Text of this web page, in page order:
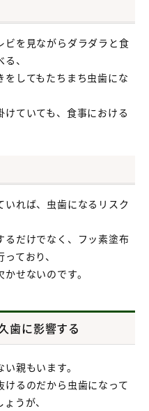
ビを見ながらダラダラと食
、
をしてもたちまち虫歯にな
ていても、食事における
れば、虫歯になるリスク
るだけでなく、フッ素塗布
ており、
せないのです。
歯に影響する
親もいます。
るのだから虫歯になって
うが、